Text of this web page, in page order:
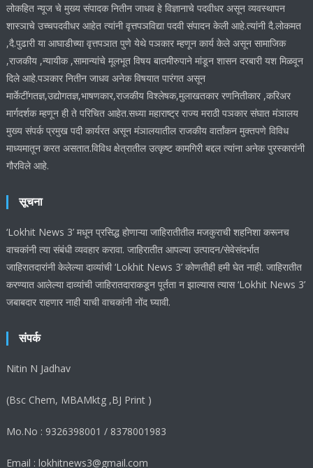
लोकहित न्यूज चे मुख्य संपादक नितीन जाधव हे विज्ञानाचे पदवीधर असून व्यवस्थापन
शास्ञाचे उच्चपदवीधर आहेत त्यांनी वृत्तपञविद्या पदवी संपादन केली आहे.त्यांनी दै.लोकमत
,दै.पुढारी या आघाडीच्या वृत्तपञात पुणे येथे पञकार म्हणून कार्य केले असून सामाजिक
,राजकीय ,न्यायीक ,सामान्यांचे मूलभूत विषय बातमीरुपाने मांडून शासन दरबारी यश मिळवून
दिले आहे.पञकार नितीन जाधव अनेक विषयात पारंगत असून
मार्केटींगतज्ञ,उद्योगतज्ञ,भाषणकार,राजकीय विश्लेषक,मुलाखतकार रणनितीकार ,करिअर
मार्गदर्शक म्हणून ही ते परिचित आहेत.सध्या महाराष्ट्र राज्य मराठी पञकार संघात मंञालय
मुख्य संपर्क प्रमुख पदी कार्यरत असून मंञालयातील राजकीय वार्तांकन मुक्तपणे विविध
माध्यमातून करत असतात.विविध क्षेत्रातील उत्कृष्ट कामगिरी बद्दल त्यांना अनेक पुरस्कारांनी
गौरविले आहे.
सूचना
‘Lokhit News 3’ मधून प्रसिद्ध होणाऱ्या जाहिरातीतील मजकुराची शहनिशा करूनच
वाचकांनी त्या संबंधी व्यवहार करावा. जाहिरातीत आपल्या उत्पादन/सेवेसंदर्भात
जाहिरातदारांनी केलेल्या दाव्यांची ‘Lokhit News 3’ कोणतीही हमी घेत नाही. जाहिरातीत
करण्यात आलेल्या दाव्यांची जाहिरातदाराकडून पूर्तता न झाल्यास त्यास ‘Lokhit News 3’
जबाबदार राहणार नाही याची वाचकांनी नोंद घ्यावी.
संपर्क
Nitin N Jadhav
(Bsc Chem, MBAMktg ,BJ Print )
Mo.No : 9326398001 / 8378001983
Email : lokhitnews3@gmail.com